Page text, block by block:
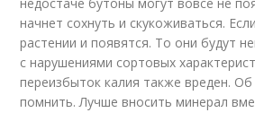
начнет сохнуть и скукоживаться.
растении и появятся. То они будут
с нарушениями сортовых
переизбыток калия также вреден.
помнить. Лучше вносить минерал